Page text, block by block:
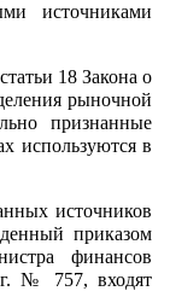
источниками
18 Закона о
рыночной
признанные
используются в
источников
приказом
финансов
№ 757, входят